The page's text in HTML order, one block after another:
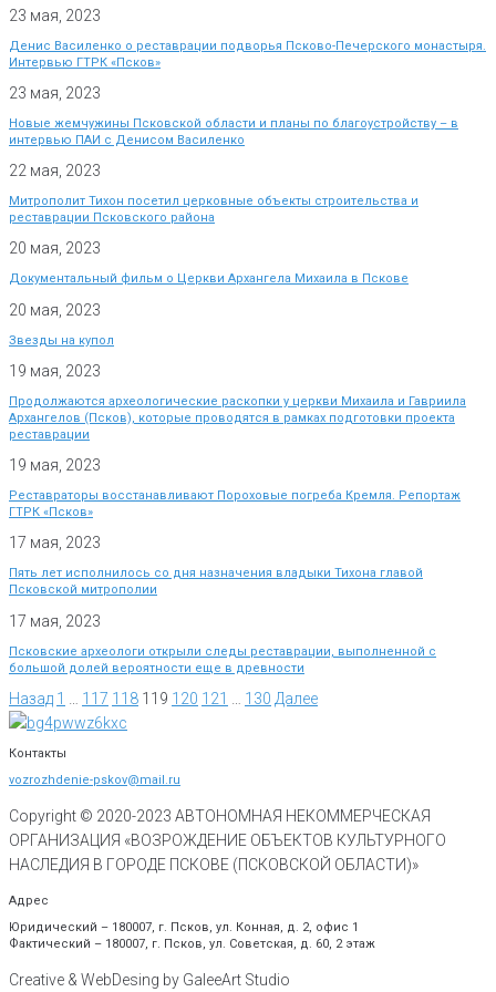
23 мая, 2023
Денис Василенко о реставрации подворья Псково-Печерского монастыря.
Интервью ГТРК «Псков»
23 мая, 2023
Новые жемчужины Псковской области и планы по благоустройству – в
интервью ПАИ с Денисом Василенко
22 мая, 2023
Митрополит Тихон посетил церковные объекты строительства и
реставрации Псковского района
20 мая, 2023
Документальный фильм о Церкви Архангела Михаила в Пскове
20 мая, 2023
Звезды на купол
19 мая, 2023
Продолжаются археологические раскопки у церкви Михаила и Гавриила
Архангелов (Псков), которые проводятся в рамках подготовки проекта
реставрации
19 мая, 2023
Реставраторы восстанавливают Пороховые погреба Кремля. Репортаж
ГТРК «Псков»
17 мая, 2023
Пять лет исполнилось со дня назначения владыки Тихона главой
Псковской митрополии
17 мая, 2023
Псковские археологи открыли следы реставрации, выполненной с
большой долей вероятности еще в древности
Назад 1 117 118 119 120 121 130 Далее
Контакты
vozrozhdenie-pskov@mail.ru
Copyright © 2020-2023 АВТОНОМНАЯ НЕКОММЕРЧЕСКАЯ
ОРГАНИЗАЦИЯ «ВОЗРОЖДЕНИЕ ОБЪЕКТОВ КУЛЬТУРНОГО
НАСЛЕДИЯ В ГОРОДЕ ПСКОВЕ (ПСКОВСКОЙ ОБЛАСТИ)»
Адрес
Юридический – 180007, г. Псков, ул. Конная, д. 2, офис 1
Фактический – 180007, г. Псков, ул. Советская, д. 60, 2 этаж
Creative & WebDesing by GaleeArt Studio